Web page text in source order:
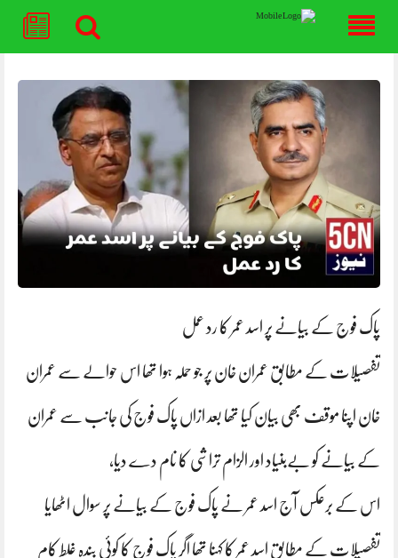
content
پاک فوج کے بیانے پر اسد عمر کا رد عمل
تفصیلات کے مطابق عمران خان پر جو حملہ ہوا تھا اس حوالے سے عمران
خان اپنا موقف بھی بیان کیا تھا بعد ازاں پاک فوج کی جانب سے عمران
کے بیانے کو بےبنیاد اور الزام تراشی کا نام دے دیا،
اس کے برعکس آج اسد عمر نے پاک فوج کے بیانے پر سوال اٹھایا
تفصیلات کے مطابق اسد عمر کا کہنا تھا اگر پاک فوج کا کوئی بندہ غلط کام